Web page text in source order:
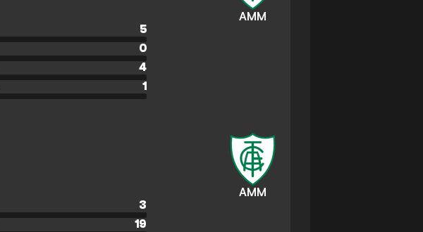
AMM
5
0
4
1
AMM
3
19